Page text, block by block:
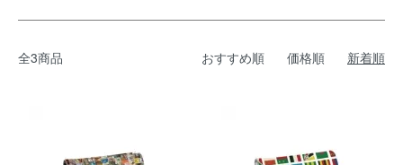
全3商品 おすすめ順 価格順 新着順